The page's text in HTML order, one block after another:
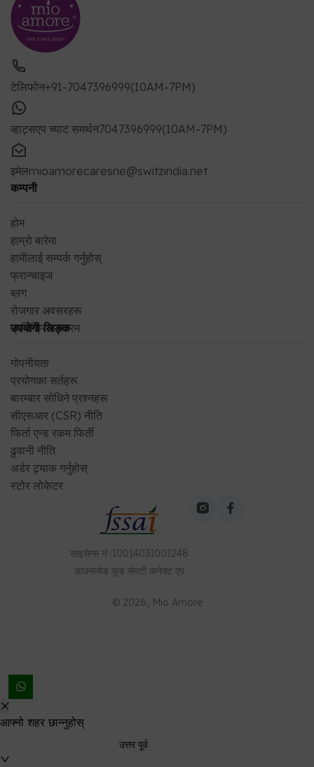
टेलिफोन+91-7047396999(10AM-7PM)
व्हाट्सएप च्याट समर्थन7047396999(10AM-7PM)
इमेलmioamorecaresne@switzindia.net
कम्पनी
होम
हाम्रो बारेमा
हामीलाई सम्पर्क गर्नुहोस्
फ्रान्चाइज
ब्लग
रोजगार अवसरहरू
प्रतिक्रिया फारम
उपयोगी लिङ्क
गोपनीयता
प्रयोगका सर्तहरू
बारम्बार सोधिने प्रश्नहरू
सीएसआर (CSR) नीति
फिर्ता एन्ड रकम फिर्ती
ढुवानी नीति
अर्डर ट्र्याक गर्नुहोस्
स्टोर लोकेटर
लाइसेन्स नं :10014031001248
डाउनलोड फूड सेफ्टी कनेक्ट एप
© 2026 , Mio Amore
आफ्नो शहर छान्नुहोस्
उत्तर पूर्व